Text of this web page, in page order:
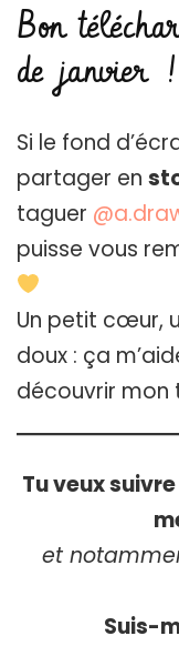
Bon
de janvier !
Si le fond
partager en
taguer
puisse vous
Un petit cœur,
doux : ça
découvrir mon
Tu veux
et
Suis-